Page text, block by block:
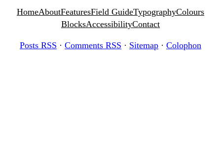
HomeAboutFeaturesField GuideTypographyColours
BlocksAccessibilityContact
Posts RSS · Comments RSS · Sitemap · Colophon